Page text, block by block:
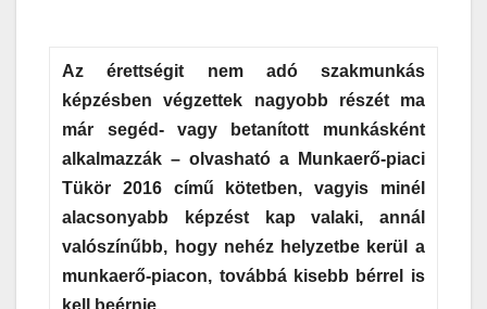
Az érettségit nem adó szakmunkás
képzésben végzettek nagyobb részét ma
már segéd- vagy betanított munkásként
alkalmazzák – olvasható a Munkaerő-piaci
Tükör 2016 című kötetben, vagyis minél
alacsonyabb képzést kap valaki, annál
valószínűbb, hogy nehéz helyzetbe kerül a
munkaerő-piacon, továbbá kisebb bérrel is